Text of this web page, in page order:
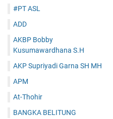
#PT ASL
ADD
AKBP Bobby
Kusumawardhana S.H
AKP Supriyadi Garna SH MH
APM
At-Thohir
BANGKA BELITUNG